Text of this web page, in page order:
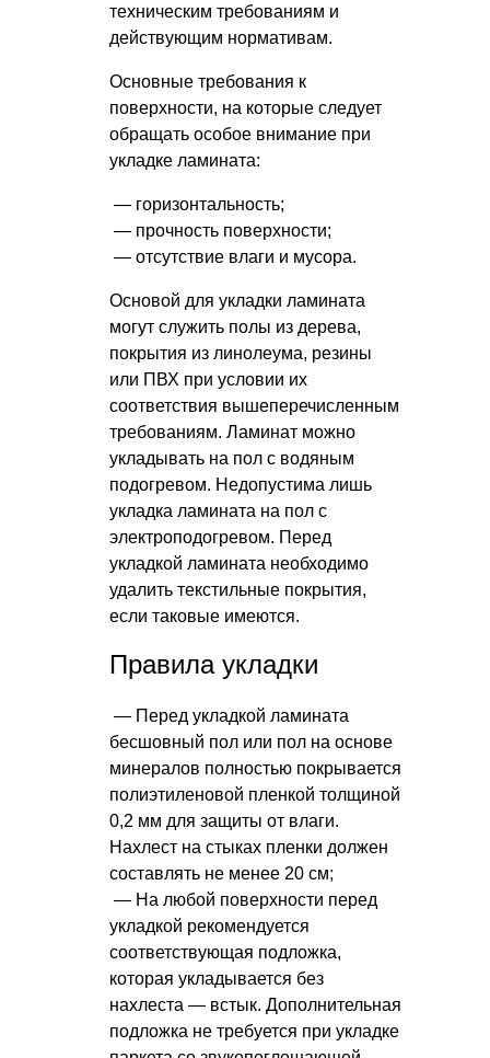
техническим требованиям и
действующим нормативам.
Основные требования к
поверхности, на которые следует
обращать особое внимание при
укладке ламината:
— горизонтальность;
— прочность поверхности;
— отсутствие влаги и мусора.
Основой для укладки ламината
могут служить полы из дерева,
покрытия из линолеума, резины
или ПВХ при условии их
соответствия вышеперечисленным
требованиям. Ламинат можно
укладывать на пол с водяным
подогревом. Недопустима лишь
укладка ламината на пол с
электроподогревом. Перед
укладкой ламината необходимо
удалить текстильные покрытия,
если таковые имеются.
Правила укладки
— Перед укладкой ламината
бесшовный пол или пол на основе
минералов полностью покрывается
полиэтиленовой пленкой толщиной
0,2 мм для защиты от влаги.
Нахлест на стыках пленки должен
составлять не менее 20 см;
— На любой поверхности перед
укладкой рекомендуется
соответствующая подложка,
которая укладывается без
нахлеста — встык. Дополнительная
подложка не требуется при укладке